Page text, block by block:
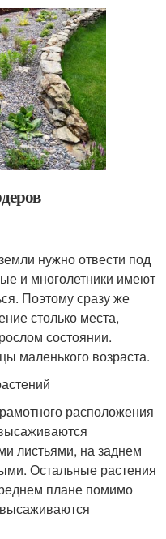
нужно отвести под
и многолетники имеют
Поэтому сразу же
столько места,
состоянии.
маленького возраста.
расположения
листьями, на заднем
Остальные растения
плане помимо